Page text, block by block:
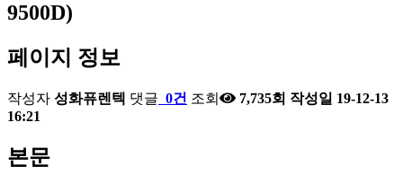
9500D)
페이지 정보
작성자 성화퓨렌텍 댓글 0건 조회 7,735회 작성일 19-12-13
16:21
본문